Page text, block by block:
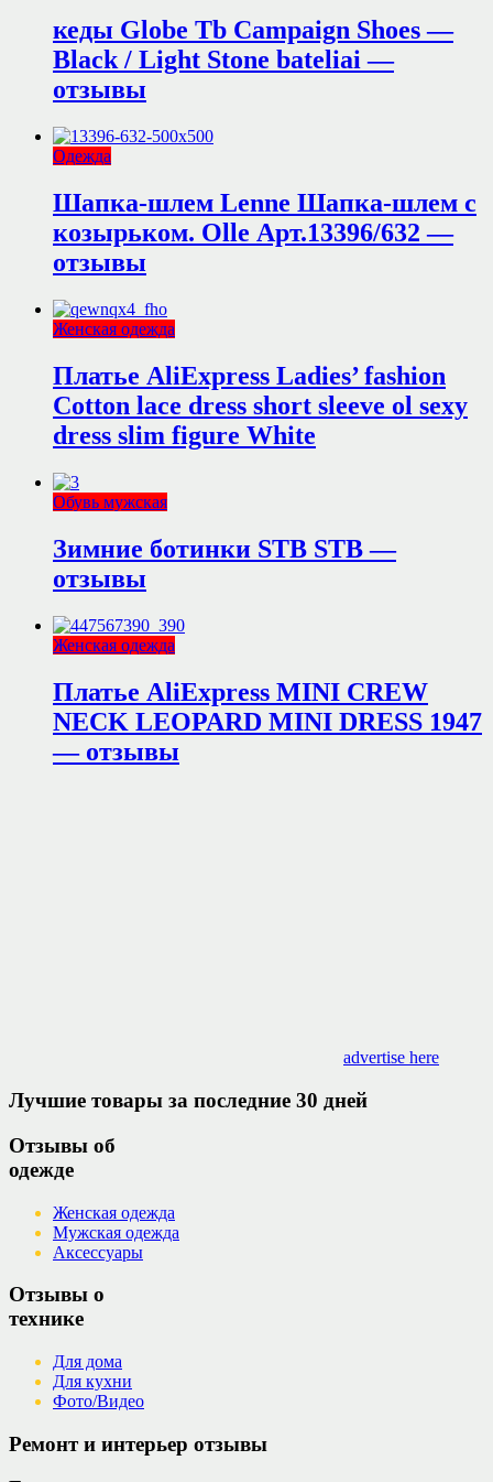
кеды Globe Tb Campaign Shoes —
Black / Light Stone bateliai —
отзывы
Одежда
Шапка-шлем Lenne Шапка-шлем с
козырьком. Olle Арт.13396/632 —
отзывы
Женская одежда
Платье AliExpress Ladies’ fashion
Cotton lace dress short sleeve ol sexy
dress slim figure White
Обувь мужская
Зимние ботинки STB STB —
отзывы
Женская одежда
Платье AliExpress MINI CREW
NECK LEOPARD MINI DRESS 1947
— отзывы
advertise here
Лучшие товары за последние 30 дней
Отзывы об
одежде
Женская одежда
Мужская одежда
Аксессуары
Отзывы о
технике
Для дома
Для кухни
Фото/Видео
Ремонт и интерьер отзывы